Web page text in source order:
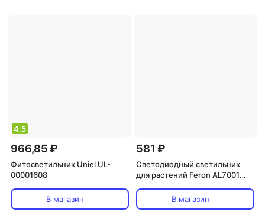
4.5
966,85 ₽
Фитосветильник Uniel UL-
00001608
В магазин
581 ₽
Светодиодный светильник
для растений Feron AL7001
В магазин